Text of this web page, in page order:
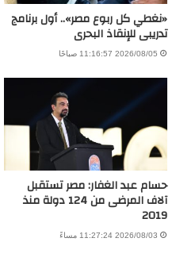
«نغطي كل ربوع مصر».. أول برنامج
تدريبى للإنقاذ البحرى
2026/08/05 11:16:57 صباحًا
حسام عبد الغفار: مصر تستقبل
آلاف المرضى من 124 دولة منذ
2019
2026/08/03 11:27:24 مساءً